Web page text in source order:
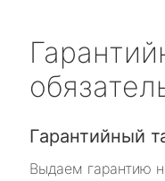
Гарантийный
Выдаем гарантию